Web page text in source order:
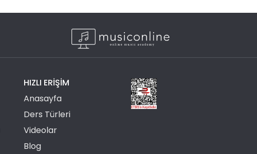
HIZLI ERIŞIM
Anasayfa
Ders Türleri
Videolar
Blog